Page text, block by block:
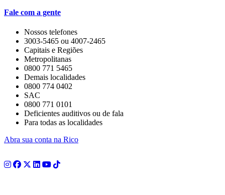
Fale com a gente
Nossos telefones
3003-5465 ou 4007-2465
Capitais e Regiões
Metropolitanas
0800 771 5465
Demais localidades
0800 774 0402
SAC
0800 771 0101
Deficientes auditivos ou de fala
Para todas as localidades
Abra sua conta na Rico